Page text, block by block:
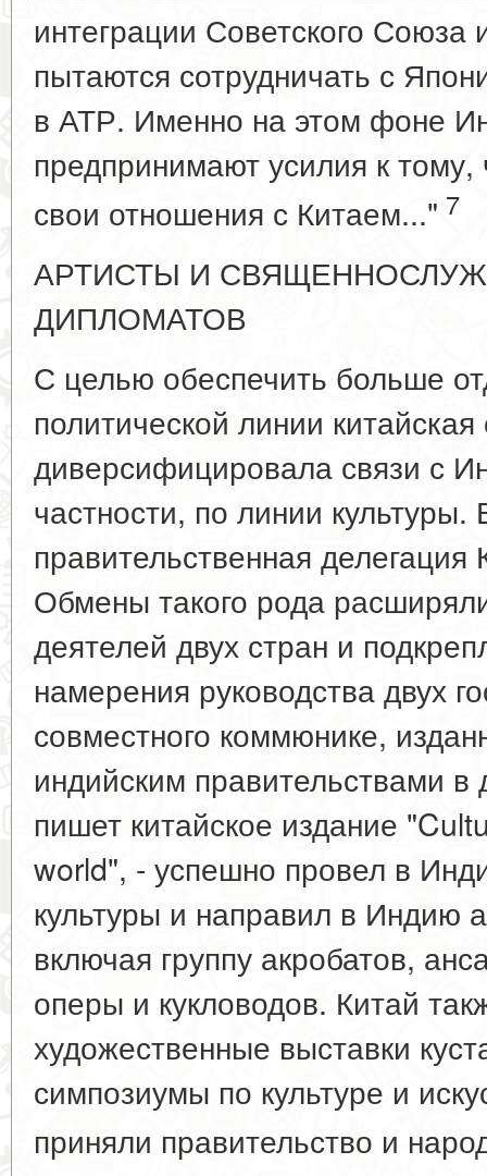
интеграции Советского
пытаются сотрудничать с
в АТР. Именно на этом фоне
предпринимают усилия к
свои отношения с Китаем..." 7
АРТИСТЫ И
ДИПЛОМАТОВ
С целью обеспечить больше
политической линии
диверсифицировала связи с
частности, по линии
правительственная
Обмены такого рода
деятелей двух стран и
намерения руководства двух
совместного коммюнике,
индийским правительствами
пишет китайское издание
world", - успешно провел в
культуры и направил в Индию
включая группу акробатов,
оперы и кукловодов. Китай
художественные выставки
симпозиумы по культуре и
приняли правительство и